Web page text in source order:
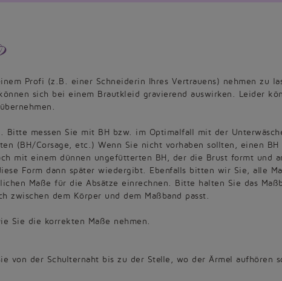
Profi (z.B. einer Schneiderin Ihres Vertrauens) nehmen zu
sich bei einem Brautkleid gravierend auswirken. Leider
Bitte messen Sie mit BH bzw. im Optimalfall mit der
(BH/Corsage, etc.) Wenn Sie nicht vorhaben sollten, einen BH
mit einem dünnen ungefütterten BH, der die Brust formt und
Form dann später wiedergibt. Ebenfalls bitten wir Sie, alle
Maße für die Absätze einrechnen. Bitte halten Sie das
zwischen dem Körper und dem Maßband passt.
Sie die korrekten Maße nehmen.
von der Schulternaht bis zu der Stelle, wo der Ärmel aufhören